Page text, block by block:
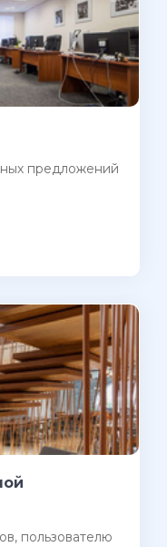
предложений
пользователю